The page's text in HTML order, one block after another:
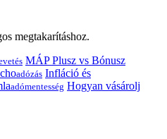
megtakarításhoz.
MÁP Plusz vs Bónusz
adózás Infláció és
adómentesség Hogyan vásárolj